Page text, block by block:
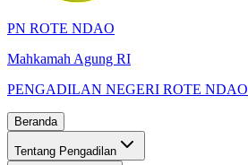
PN ROTE NDAO
Mahkamah Agung RI
PENGADILAN NEGERI ROTE NDAO
Beranda
Tentang Pengadilan